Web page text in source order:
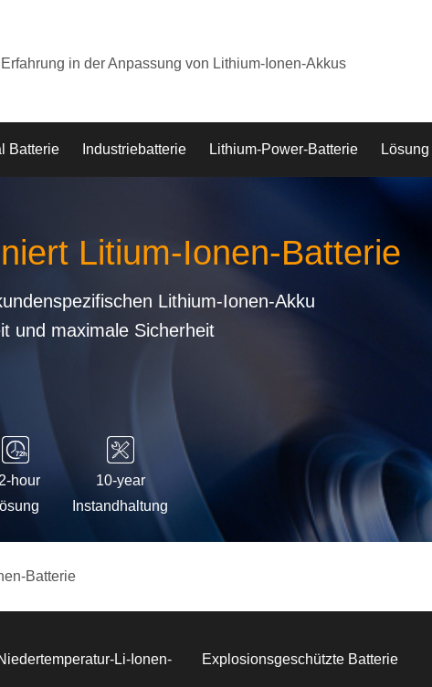
in der Anpassung von Lithium-Ionen-Akkus
Batterie Industriebatterie Lithium-Power-Batterie Lösung
Litium-Ionen-Batterie
Lithium-Ionen-Akku
und maximale Sicherheit
hour
10-year
Instandhaltung
Batterie
Li-Ionen- Explosionsgeschützte Batterie